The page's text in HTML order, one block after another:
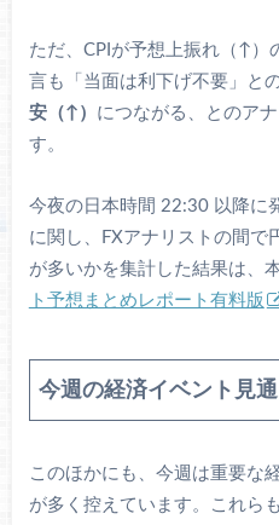
ただ、CPIが予想上振れ（↑）
言も「当面は利下げ不要」と
安（↑） につながる、とのア
す。
今夜の日本時間 22:30 以降に
に関し、FXアナリストの間で
が多いかを集計した結果は、
ト予想まとめレポート有料版
今週の経済イベント見
このほかにも、今週は重要な
が多く控えています。これら